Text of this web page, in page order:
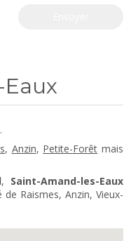
, Anzin, Petite-Forêt mais
, Saint-Amand-les-Eaux
Raismes, Anzin, Vieux-